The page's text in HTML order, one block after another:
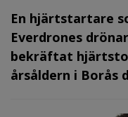
En hjärtstartare
Everdrones
bekräftat
årsåldern i Borås